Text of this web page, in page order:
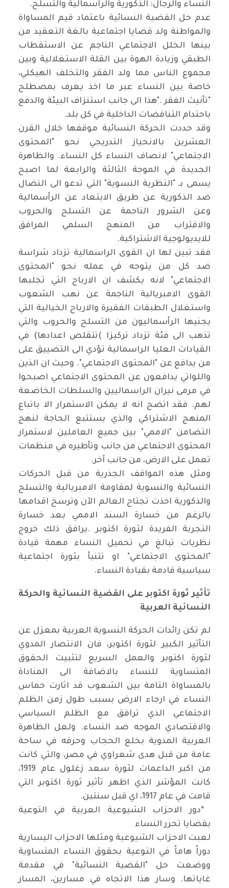
النساء والرجال: الذكورية والراسمالية والتسلح.
عدم حل القضية النسائية باعتماد قيم المساواة
والمواطنة ولد قضايا اجتماعية بالغة التعقيد من
بينها الخلل الاجتماعي الناجم عن الاستقطاب
الطبقي وزيادة الهوة بين القلة الاستغلالية وبين
مجموع الناس مما ولد الفقر والتخلف الهيكلي،
خاصة بين النساء عبر ما اخذ يعرف بمصطلح
"تأنيث الفقر". هذا الى جانب استنزاف البيئة والدفع
باحتدام التناقضات الداخلية في كل بلد.
وقد حددت الحركة النسائية موقفها خلال القرن
العشرين بالانحياز التدريجي نحو "المحتوى
الاجتماعي" لانصاف النساء كل النساء. والظاهرة
الجديدة في الموجة الثالثة والرابعة لما اصبح
يسمى بـ "النظرية النسوية" التي تدعو الى النضال
ضد الذكورية عن طريق الابتعاد عن الرأسمالية
وعن الشرور الناجمة عن التسلح والحروب
والاقتراب من المنهج السلمي المرافق
للايديولوجية الاشتراكية.
فقد تبين لها ان القوى الراسمالية تزداد شراسة
ضد كل من يتوجه في عمله نحو
المحتوى
الاجتماعي" لانه يكشف ان الارباح التي تجلبها
القوى الامبريالية الناجمة عن نهب الشعوب
واستغلال الطبقات الفقيرة والارباح الخيالية التي
يجنيها الرأسماليون من التسلح والحروب والتي
تذهب الى فئة تزداد تركيزا ( تتقلص اعدادها) في
القيادات العليا الراسمالية تؤدي الى التضييق على
من يدافع عن "المحتوى الاجتماعي". وحيث ان الذين
واللواتي يدافعون عن المحتوى الاجتماعي اصبحوا
في مرمى نيران الراسماليين والسلطات الخاضعة
لهم. فقد اتضح انه لا يمكن الاستمرار الا باتباع
المنهج الاشتراكي والذي يستتبع الحاجة لنهج
التضامن "الاممي" بين جميع العاملين لاستمرار
المحتوى الاجتماعي من جانب وتأطيره في منظمات
تعمل على الارض، من جانب آخر.
ومثل هذه المواقف الجذرية من قبل الحركات
النسائية والنسوية لمقاومة الامبريالية والتسلح
والذكورية اخذت تجتاح العالم الآن وترسخ اقدامها
بالرغم من خسارة السند الاممي بعد خسارة
التجربة الفريدة لثورة اكتوبر.يرافق ذلك خروج
نظريات تبالغ في تحميل النساء مهمة قيادة
"المحتوى الاجتماعي" او تتنبأ بثورة اجتماعية
سياسية قادمة بقيادة النساء.
تأثير ثورة اكتوبر على القضية النسائية والحركة
النسائية العربية
لم تكن رائدات الحركة النسوية العربية بمعزل عن
التأثير الكبير لثورة اكتوبر، فان الانتصار المدوي
لثورة اكتوبر والعمل السريع لتثبيت الحقوق
المتساوية للنساء بالاضافة الى المناداة
بالمساواة التامة بين الشعوب قد اثارت حماس
النساء في ارجاء الارض بسبب طول زمن الظلم
الاجتماعي الذي ترافق مع الظلم السياسي
والاقتصادي الموجه ضد النساء. ولعل الظاهرة
العربية المدوية بخلع الحجاب وحرقه في ساحة
عامة من قبل هدى شعراوي في مصر، والتي كانت
من اكبر الداعمات لثورة سعد زغلول عام 1919،
كانت المؤشر الذي اظهر تأثير ثورة اكتوبر التي
قامت في عام 1917، اي قبل سنتين
.
*دور الاحزاب الشيوعية العربية في التوعية
بقضايا تحرر النساء
لعبت الاحزاب الشيوعية ومثلها الاحزاب اليسارية
دوراً هاماً في التوعية بحقوق النساء المتساوية
ووضعت حل "القضية النسائية" في مقدمة
غاياتها. وسار هذا الاتجاه في مسارين، المسار